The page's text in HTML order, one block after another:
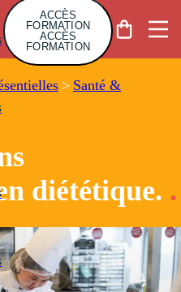
ACCÈS
FORMATION
ACCÈS
FORMATION
> Santé &
diététique. .